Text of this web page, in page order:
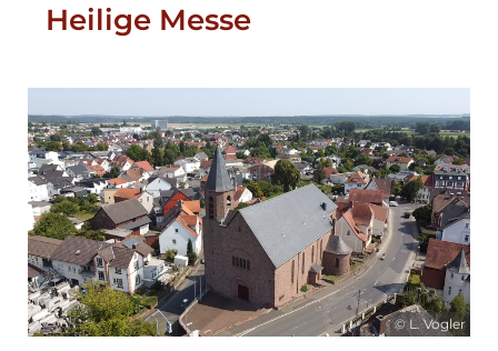
Heilige Messe
© L. Vogler